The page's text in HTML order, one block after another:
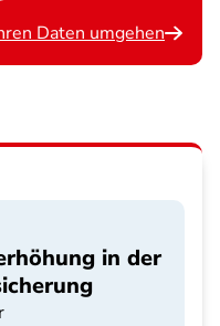
Daten umgehen
in der